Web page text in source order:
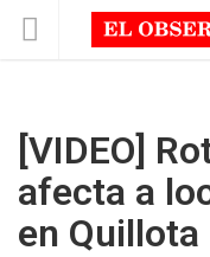
[VIDEO]
afecta a
en Quillota